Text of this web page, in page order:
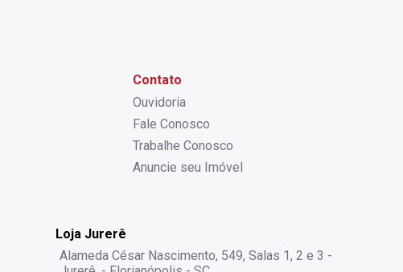
Contato
Ouvidoria
Fale Conosco
Trabalhe Conosco
Anuncie seu Imóvel
Loja Jurerê
Alameda César Nascimento, 549, Salas 1, 2 e 3 -